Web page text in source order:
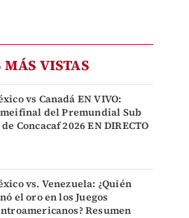
MÁS VISTAS
vs Canadá EN VIVO:
del Premundial Sub
de Concacaf 2026 EN DIRECTO
vs. Venezuela: ¿Quién
el oro en los Juegos
Resumen